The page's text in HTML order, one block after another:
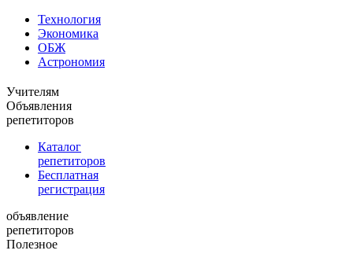
Технология
Экономика
ОБЖ
Астрономия
Учителям
Объявления
репетиторов
Каталог
репетиторов
Бесплатная
регистрация
объявление
репетиторов
Полезное